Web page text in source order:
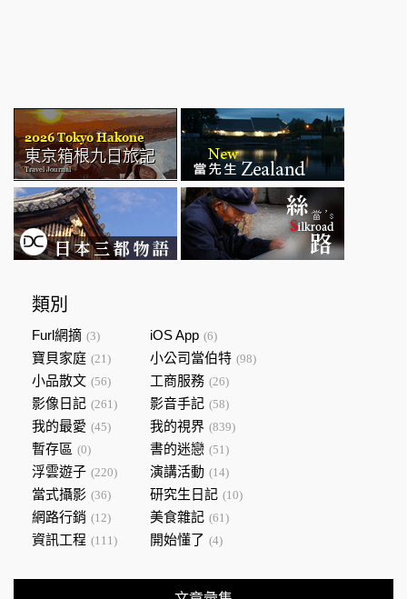
類別
Furl網摘 (3) iOS App (6)
寶貝家庭 (21) 小公司當伯特 (98)
小品散文 (56) 工商服務 (26)
影像日記 (261) 影音手記 (58)
我的最愛 (45) 我的視界 (839)
暫存區 (0) 書的迷戀 (51)
浮雲遊子 (220) 演講活動 (14)
當式攝影 (36) 研究生日記 (10)
網路行銷 (12) 美食雜記 (61)
資訊工程 (111) 開始懂了 (4)